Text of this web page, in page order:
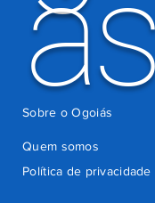
Quem somos
Política de privacidade
Sobre o Ogoiás